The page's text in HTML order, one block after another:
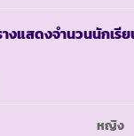
งแสดงจำนวนนักเรี
หญิง